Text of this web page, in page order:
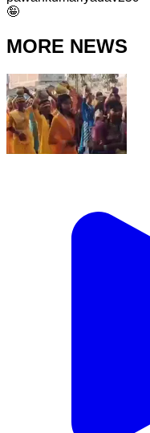
🤪
MORE NEWS